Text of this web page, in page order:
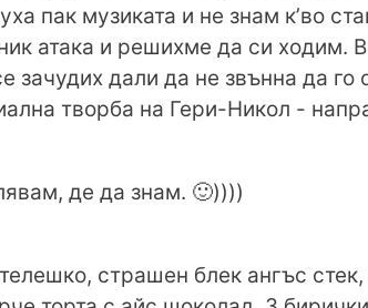
пак музиката и не знам к’во
атака и решихме да си ходим.
зачудих дали да не звънна да го
творба на Гери-Никол -
де да знам. 🙂))))
страшен блек ангъс